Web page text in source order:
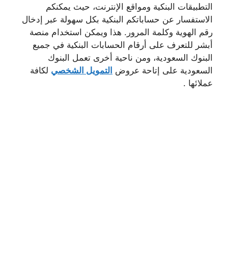
التطبيقات البنكية ومواقع الإنترنت، حيث يمكنكم
الاستفسار عن حساباتكم البنكية بكل سهولة عبر إدخال
رقم الهوية وكلمة المرور. هذا ويمكن استخدام منصة
أبشر للتعرف على أرقام الحسابات البنكية في جميع
البنوك السعودية، ومن ناحية أخرى تعمل البنوك
السعودية على إتاحة عروض التمويل الشخصي لكافة
عملائها .